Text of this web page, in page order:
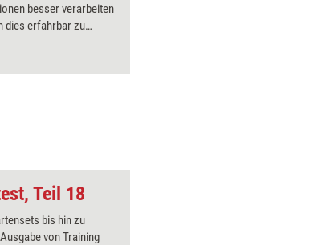
besser verarbeiten
dies erfahrbar zu
Teil 18
bis hin zu
von Training